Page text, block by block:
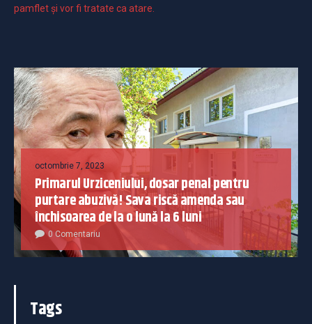
pamflet și vor fi tratate ca atare.
octombrie 7, 2023
Primarul Urziceniului, dosar penal pentru
purtare abuzivă! Sava riscă amenda sau
închisoarea de la o lună la 6 luni
0 Comentariu
Tags